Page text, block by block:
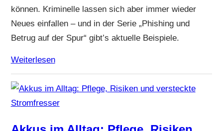
können. Kriminelle lassen sich aber immer wieder
Neues einfallen – und in der Serie „Phishing und
Betrug auf der Spur“ gibt’s aktuelle Beispiele.
Weiterlesen